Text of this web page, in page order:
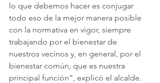
lo que debemos hacer es conjugar
todo eso de la mejor manera posible
con la normativa en vigor, siempre
trabajando por el bienestar de
nuestros vecinos y, en general, por el
bienestar común, que es nuestra
principal función”, explicó el alcalde.